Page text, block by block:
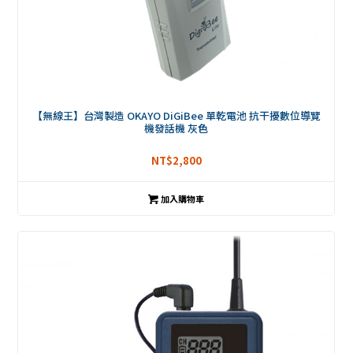
【無線王】台灣製造 OKAYO DiGiBee 單乾電池 抗干擾數位導覽
機發話機 灰色
NT$2,800
加入購物車